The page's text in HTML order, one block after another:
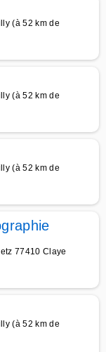
(à 52 km de
(à 52 km de
(à 52 km de
77410 Claye
(à 52 km de